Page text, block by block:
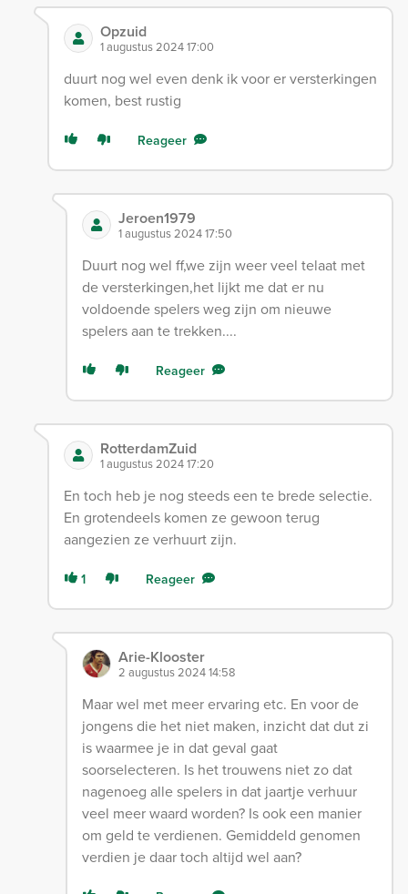
Opzuid
1 augustus 2024 17:00
duurt nog wel even denk ik voor er versterkingen
komen, best rustig
Reageer
Jeroen1979
1 augustus 2024 17:50
Duurt nog wel ff,we zijn weer veel telaat met
de versterkingen,het lijkt me dat er nu
voldoende spelers weg zijn om nieuwe
spelers aan te trekken....
Reageer
RotterdamZuid
1 augustus 2024 17:20
En toch heb je nog steeds een te brede selectie.
En grotendeels komen ze gewoon terug
aangezien ze verhuurt zijn.
1 Reageer
Arie-Klooster
2 augustus 2024 14:58
Maar wel met meer ervaring etc. En voor de
jongens die het niet maken, inzicht dat dut zi
is waarmee je in dat geval gaat
soorselecteren. Is het trouwens niet zo dat
nagenoeg alle spelers in dat jaartje verhuur
veel meer waard worden? Is ook een manier
om geld te verdienen. Gemiddeld genomen
verdien je daar toch altijd wel aan?